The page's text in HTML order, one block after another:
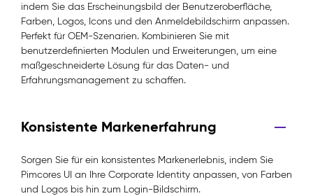
indem Sie das Erscheinungsbild der Benutzeroberfläche,
Farben, Logos, Icons und den Anmeldebildschirm anpassen.
Perfekt für OEM-Szenarien. Kombinieren Sie mit
benutzerdefinierten Modulen und Erweiterungen, um eine
maßgeschneiderte Lösung für das Daten- und
Erfahrungsmanagement zu schaffen.
Konsistente Markenerfahrung
Sorgen Sie für ein konsistentes Markenerlebnis, indem Sie
Pimcores UI an Ihre Corporate Identity anpassen, von Farben
und Logos bis hin zum Login-Bildschirm.